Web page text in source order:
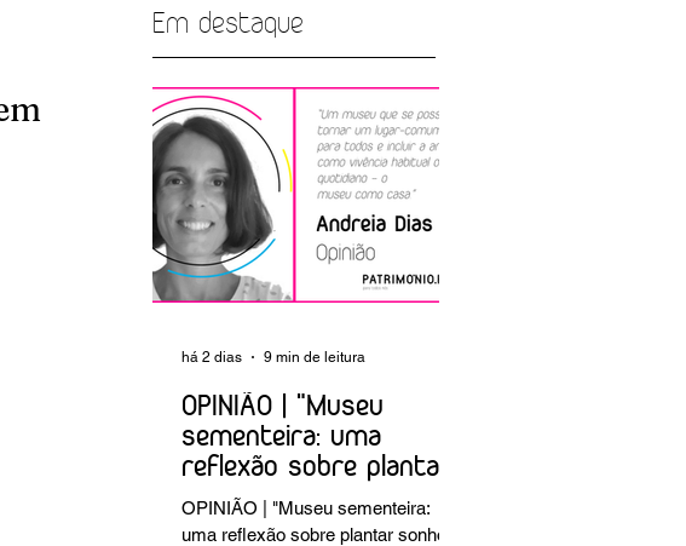
Em destaque
OPINIÃO | "Museu
sementeira: uma
reflexão sobre plantar
sonhos" Andreia Dias
OPINIÃO | "Museu sementeira:
uma reflexão sobre plantar sonhos"
há 2 dias 9 min de leitura